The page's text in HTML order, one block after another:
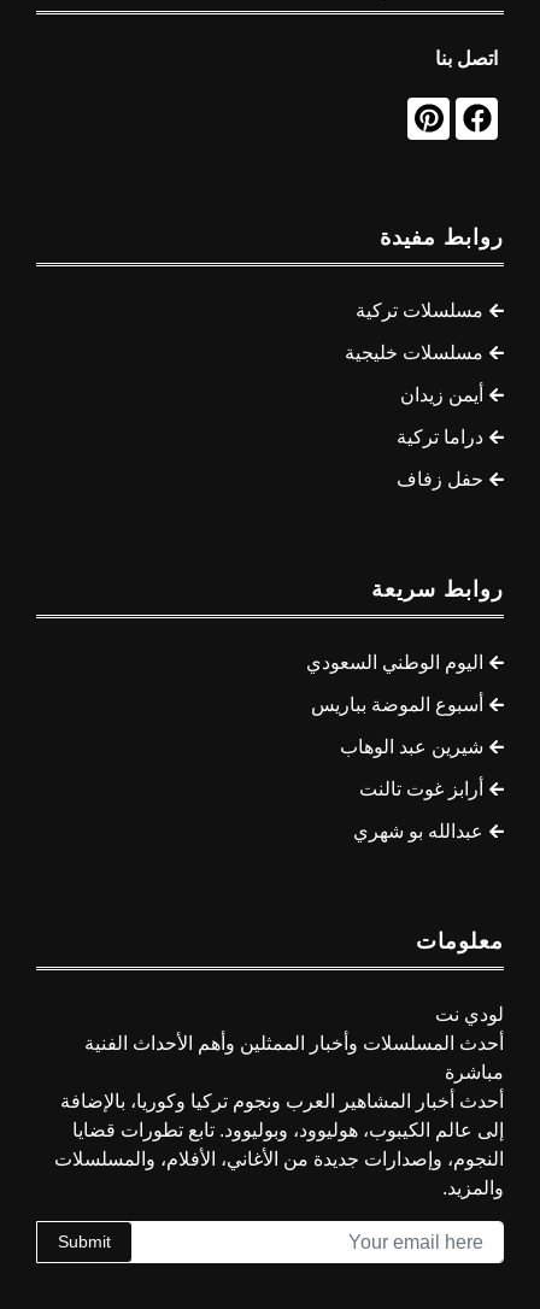
اتصل بنا
روابط مفيدة
مسلسلات تركية
مسلسلات خليجية
أيمن زيدان
دراما تركية
حفل زفاف
روابط سريعة
اليوم الوطني السعودي
أسبوع الموضة بباريس
شيرين عبد الوهاب
أرابز غوت تالنت
عبدالله بو شهري
معلومات
لودي نت
أحدث المسلسلات وأخبار الممثلين وأهم الأحداث الفنية
مباشرة
أحدث أخبار المشاهير العرب ونجوم تركيا وكوريا، بالإضافة
إلى عالم الكيبوب، هوليوود، وبوليوود. تابع تطورات قضايا
النجوم، وإصدارات جديدة من الأغاني، الأفلام، والمسلسلات
والمزيد.
Submit